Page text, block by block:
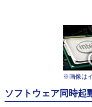
※画像は
ソフトウェア同時起